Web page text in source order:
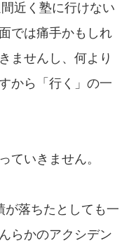
近く塾に行けない
では痛手かもしれ
ませんし、何より
から「行く」の一
ていきません。
が落ちたとしても一
らかのアクシデン